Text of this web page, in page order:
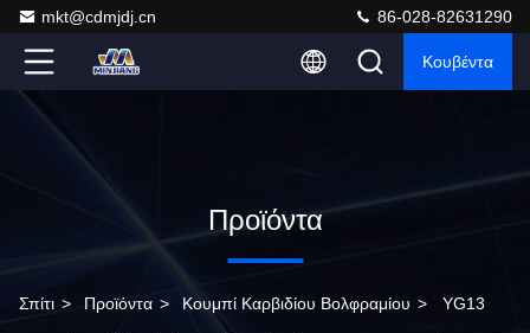
mkt@cdmjdj.cn 86-028-82631290
Κουβέντα
Προϊόντα
Σπίτι > Προϊόντα > Κουμπί Καρβιδίου Βολφραμίου > YG13